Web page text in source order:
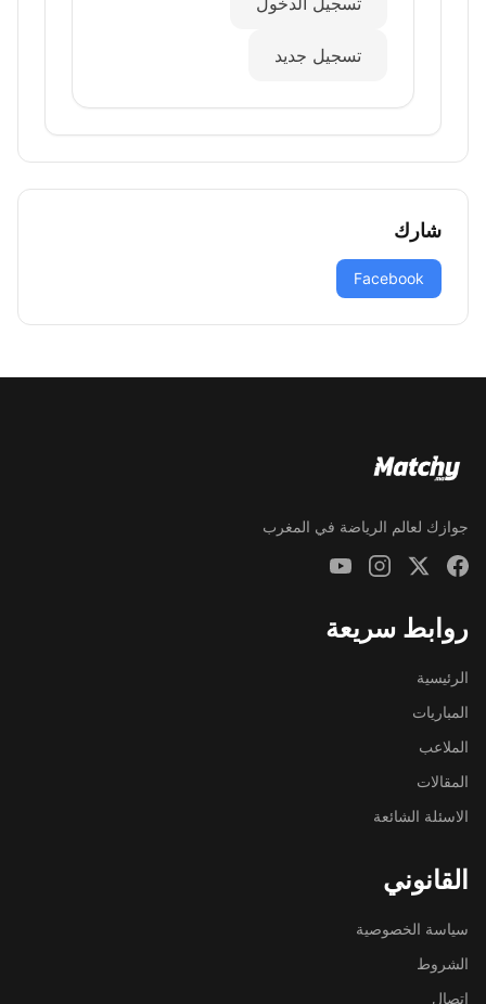
تسجيل جديد
شارك
Facebook
جوازك لعالم الرياضة في المغرب
روابط سريعة
الرئيسية
المباريات
الملاعب
المقالات
الاسئلة الشائعة
القانوني
سياسة الخصوصية
الشروط
اتصال